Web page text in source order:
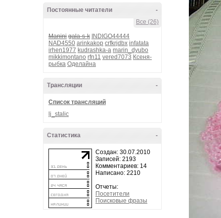
-
Постоянные читатели
Все (26)
Manini gala-s-k INDIGO44444
NAD4550 arinkakop crfkrjdbx infatata
irhen1977 kudrashka-a marin_dyubo
mikkimontano rfn11 vered7073 Ксеня-
рыбка Оделайна
-
Трансляции
Список трансляций
lj_stalic
-
Статистика
Создан: 30.07.2010
Записей: 2193
Комментариев: 14
Написано: 2210
Отчеты:
Посетители
Поисковые фразы